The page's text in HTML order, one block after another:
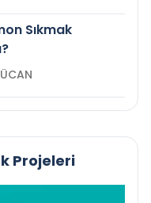
Sıkmak
Projeleri